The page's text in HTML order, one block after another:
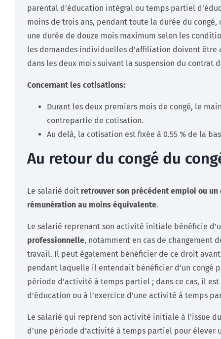
parental d’éducation intégral ou temps partiel
moins de trois ans, pendant toute la durée du congé,
une durée de douze mois maximum selon les
les demandes individuelles d’affiliation doivent être
dans les deux mois suivant la suspension du contrat
Concernant les cotisations:
Durant les deux premiers mois de congé, le
contrepartie de cotisation.
Au delà, la cotisation est fixée à 0.55 % de la
Au retour du congé du
Le salarié doit retrouver son précédent emploi ou
rémunération au moins équivalente.
Le salarié reprenant son activité initiale bénéficie
professionnelle, notamment en cas de changement
travail. Il peut également bénéficier de ce droit
pendant laquelle il entendait bénéficier d’un congé
période d’activité à temps partiel ; dans ce cas, il
d’éducation ou à l’exercice d’une activité à temps
Le salarié qui reprend son activité initiale à l’issue
d’une période d’activité à temps partiel pour élever